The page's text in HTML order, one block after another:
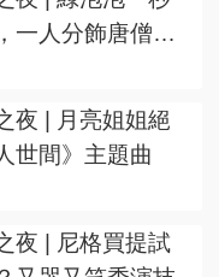
一人分飾唐僧師
夜 | 月亮姐姐絕
世間》主題曲
夜 | 尼格買提試